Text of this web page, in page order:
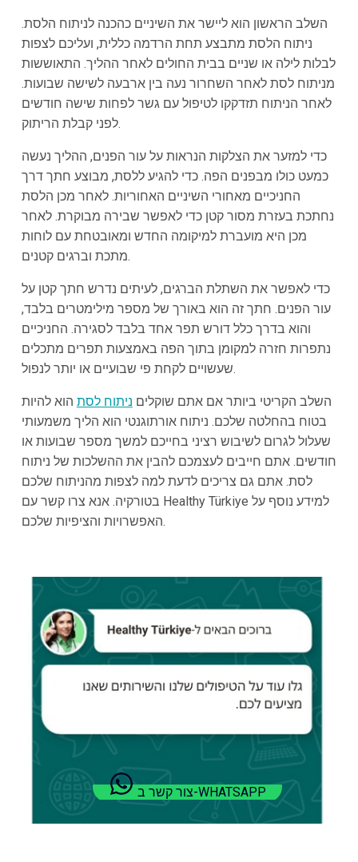
השלב הראשון הוא ליישר את השיניים כהכנה לניתוח הלסת.
ניתוח הלסת מתבצע תחת הרדמה כללית, ועליכם לצפות
לבלות לילה או שניים בבית החולים לאחר ההליך. התאוששות
מניתוח לסת לאחר השחרור נעה בין ארבעה לשישה שבועות.
לאחר הניתוח תזדקקו לטיפול עם גשר לפחות שישה חודשים
לפני קבלת הריתוק.
כדי למזער את הצלקות הנראות על עור הפנים, ההליך נעשה
כמעט כולו מבפנים הפה. כדי להגיע ללסת, מבוצע חתך דרך
החניכיים מאחורי השיניים האחוריות. לאחר מכן הלסת
נחתכת בעזרת מסור קטן כדי לאפשר שבירה מבוקרת. לאחר
מכן היא מועברת למיקומה החדש ומאובטחת עם לוחות
מתכת וברגים קטנים.
כדי לאפשר את השתלת הברגים, לעיתים נדרש חתך קטן על
עור הפנים. חתך זה הוא באורך של מספר מילימטרים בלבד,
והוא בדרך כלל דורש תפר אחד בלבד לסגירה. החניכיים
נתפרות חזרה למקומן בתוך הפה באמצעות תפרים מתכלים
שעשויים לקחת פי שבועיים או יותר לנפול.
השלב הקריטי ביותר אם אתם שוקלים ניתוח לסת הוא להיות
בטוח בהחלטה שלכם. ניתוח אורתוגנטי הוא הליך משמעותי
שעלול לגרום לשיבוש רציני בחייכם למשך מספר שבועות או
חודשים. אתם חייבים לעצמכם להבין את ההשלכות של ניתוח
לסת. אתם גם צריכים לדעת למה לצפות מהניתוח שלכם
בטורקיה. אנא צרו קשר עם Healthy Türkiye למידע נוסף על
האפשרויות והציפיות שלכם.
צור קשר ב-WHATSAPP